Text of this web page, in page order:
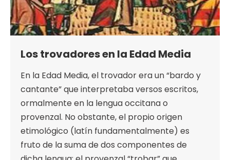
Los trovadores en la Edad Media
En la Edad Media, el trovador era un “bardo y
cantante” que interpretaba versos escritos,
ormalmente en la lengua occitana o
provenzal. No obstante, el propio origen
etimológico (latín fundamentalmente) es
fruto de la suma de dos componentes de